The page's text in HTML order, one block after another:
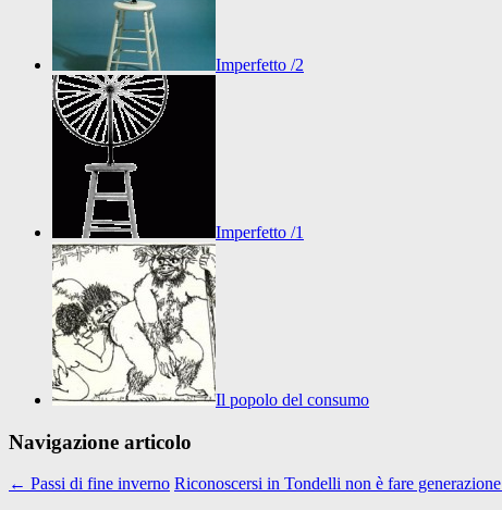
Imperfetto /2
Imperfetto /1
Il popolo del consumo
Navigazione articolo
← Passi di fine inverno Riconoscersi in Tondelli non è fare generazione